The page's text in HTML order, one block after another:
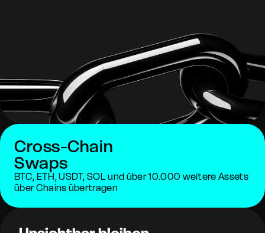
Cross-Chain
Swaps
BTC, ETH, USDT, SOL und über 10.000 weitere Assets
über Chains übertragen